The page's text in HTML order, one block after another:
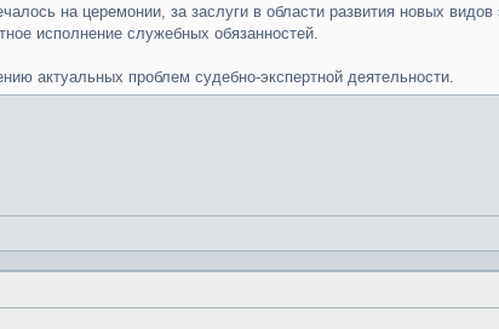
на церемонии, за заслуги в области развития новых
исполнение служебных обязанностей.
актуальных проблем судебно-экспертной деятельности.